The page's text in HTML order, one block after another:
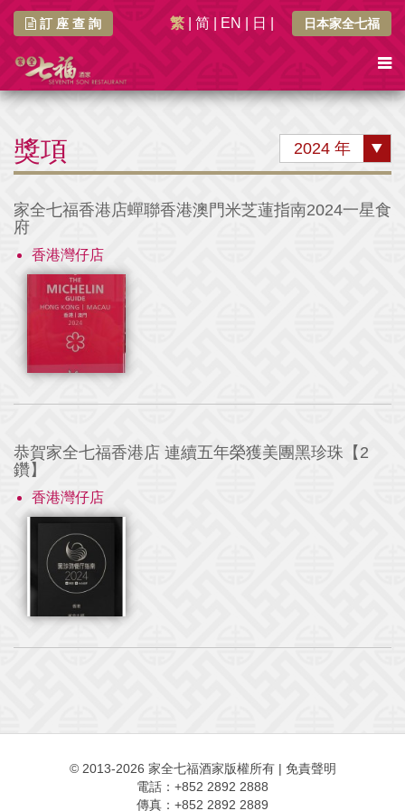
日本家全七福
繁 简 EN 日
訂 座 查 詢
獎項 2024 年
家全七福香港店蟬聯香港澳門米芝蓮指南2024一星食
府
香港灣仔店
恭賀家全七福香港店 連續五年榮獲美團黑珍珠【2
鑽】
香港灣仔店
© 2013-2026 家全七福酒家版權所有| 免責聲明
電話：+852 2892 2888
傳真：+852 2892 2889